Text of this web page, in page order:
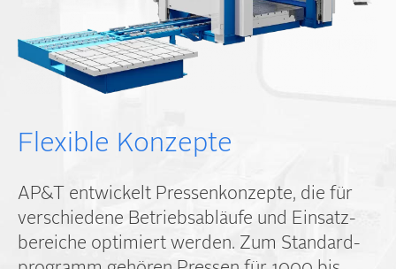
Flexible Konzepte
AP&T entwickelt Pressen­konzepte, die für
verschiedene Betriebs­abläufe und Einsatz­
bereiche optimiert werden. Zum Standard­